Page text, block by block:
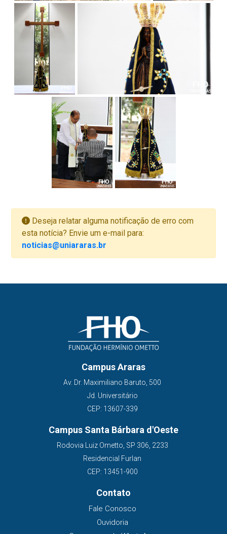
Deseja relatar alguma notificação de erro com
esta notícia? Envie um e-mail para:
noticias@uniararas.br
Campus Araras
Av. Dr. Maximiliano Baruto, 500
Jd. Universitário
CEP: 13607-339
Campus Santa Bárbara d'Oeste
Rodovia Luiz Ometto, SP 306, 2233
Residencial Furlan
CEP: 13451-900
Contato
Fale Conosco
Ouvidoria